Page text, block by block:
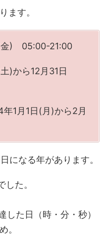
ます。
金) 05:00-21:00
)から12月31日
1月1日(月)から2月
になる年があります。
た。
した日（時・分・秒）
。